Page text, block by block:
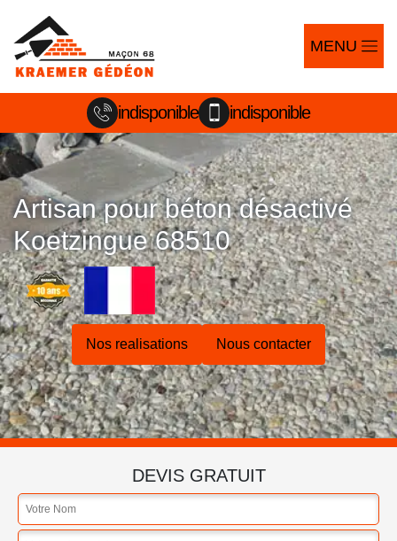
MENU
indisponible indisponible
Artisan pour béton désactivé
Koetzingue 68510
Nos realisations Nous contacter
DEVIS GRATUIT